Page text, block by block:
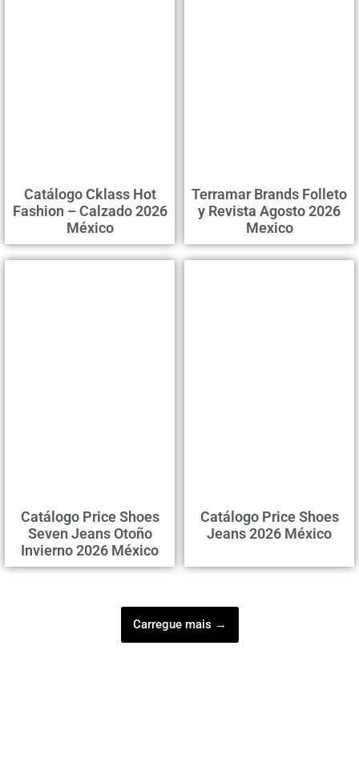
Catálogo Cklass Hot
Fashion – Calzado 2026
México
Terramar Brands Folleto
y Revista Agosto 2026
Mexico
Catálogo Price Shoes
Seven Jeans Otoño
Invierno 2026 México
Catálogo Price Shoes
Jeans 2026 México
Carregue mais →